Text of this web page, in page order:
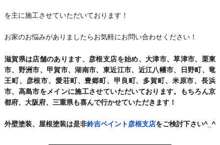
を主に施工させていただいております！
お家のお悩みがありましたらお気軽にお問い合わせください！
滋賀県は店舗のあります、彦根支店を始め、大津市、草津市、栗東
市、野洲市、甲賀市、湖南市、東近江市、近江八幡市、日野町、竜
王町、彦根市、愛荘町、豊郷町、甲良町、多賀町、米原市、長浜
市、高島市をメインに施工させていただいております。もちろん京
都府、大阪府、三重県も喜んで行かせていただきます！
外壁塗装、屋根塗装は是非鈴吉ペイント彦根支店をご検討下さい^_^